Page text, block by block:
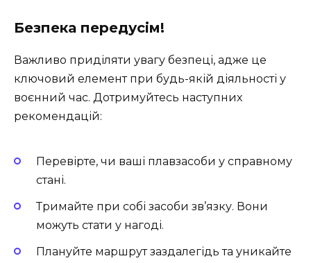
Безпека передусім!
Важливо приділяти увагу безпеці, адже це
ключовий елемент при будь-якій діяльності у
воєнний час. Дотримуйтесь наступних
рекомендацій:
Перевірте, чи ваші плавзасоби у справному
стані.
Тримайте при собі засоби зв’язку. Вони
можуть стати у нагоді.
Плануйте маршрут заздалегідь та уникайте